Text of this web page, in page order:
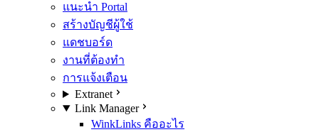
แนะนำ Portal
สร้างบัญชีผู้ใช้
แดชบอร์ด
งานที่ต้องทำ
การแจ้งเตือน
Extranet
Link Manager
WinkLinks คืออะไร